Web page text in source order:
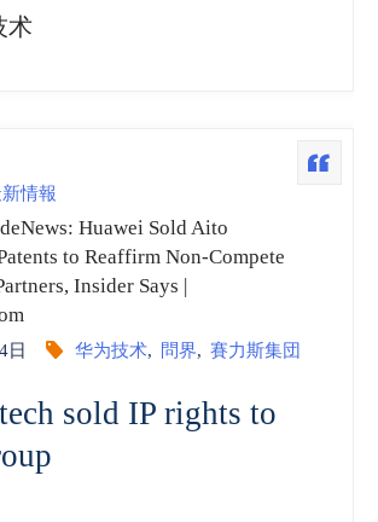
术
情報
Huawei Sold Aito
to Reaffirm Non-Compete
Insider Says |
日 华为技术, 問界, 賽力斯集団
sold IP rights to